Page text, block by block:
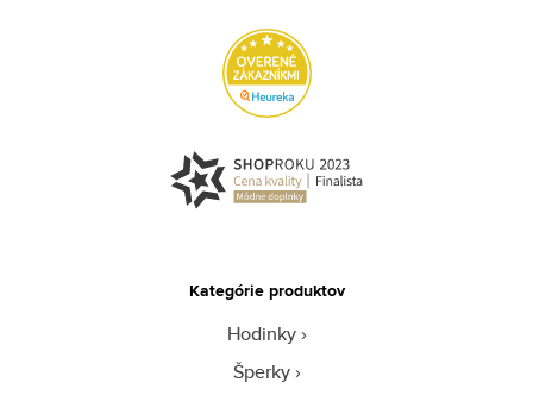
Kategórie produktov
Hodinky
Šperky